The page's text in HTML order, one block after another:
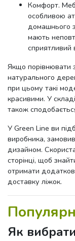
Комфорт.
особливою
домашнього
мають
сприятливий
Якщо порівнювати
натурального
при цьому такі
красивими. У
також
У Green Line ви
виробника,
дизайном.
сторінці, щоб
отримати
доставку ліжок.
Як